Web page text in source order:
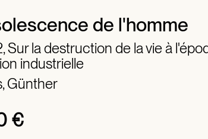
de l'homme
Sur la destruction de la vie à
industrielle
Günther
€